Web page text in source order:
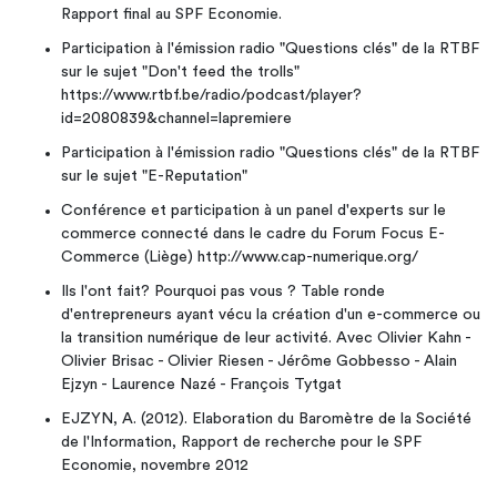
Rapport final au SPF Economie.
Participation à l'émission radio "Questions clés" de la RTBF
sur le sujet "Don't feed the trolls"
https://www.rtbf.be/radio/podcast/player?
id=2080839&channel=lapremiere
Participation à l'émission radio "Questions clés" de la RTBF
sur le sujet "E-Reputation"
Conférence et participation à un panel d'experts sur le
commerce connecté dans le cadre du Forum Focus E-
Commerce (Liège) http://www.cap-numerique.org/
Ils l'ont fait? Pourquoi pas vous ? Table ronde
d'entrepreneurs ayant vécu la création d'un e-commerce ou
la transition numérique de leur activité. Avec Olivier Kahn -
Olivier Brisac - Olivier Riesen - Jérôme Gobbesso - Alain
Ejzyn - Laurence Nazé - François Tytgat
EJZYN, A. (2012). Elaboration du Baromètre de la Société
de l'Information, Rapport de recherche pour le SPF
Economie, novembre 2012